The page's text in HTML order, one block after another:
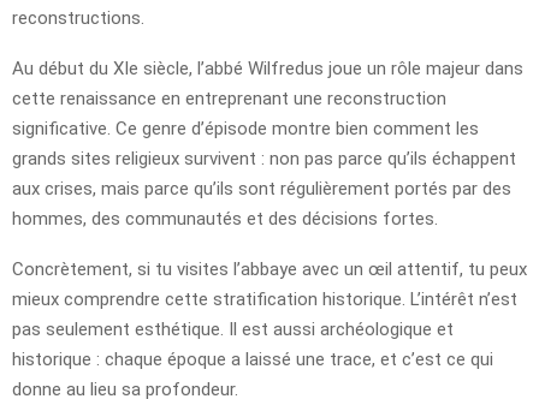
reconstructions.
Au début du XIe siècle, l’abbé Wilfredus joue un rôle majeur dans
cette renaissance en entreprenant une reconstruction
significative. Ce genre d’épisode montre bien comment les
grands sites religieux survivent : non pas parce qu’ils échappent
aux crises, mais parce qu’ils sont régulièrement portés par des
hommes, des communautés et des décisions fortes.
Concrètement, si tu visites l’abbaye avec un œil attentif, tu peux
mieux comprendre cette stratification historique. L’intérêt n’est
pas seulement esthétique. Il est aussi archéologique et
historique : chaque époque a laissé une trace, et c’est ce qui
donne au lieu sa profondeur.